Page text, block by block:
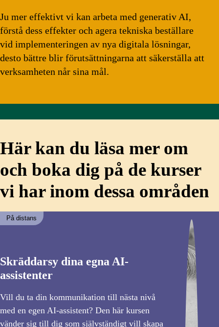
Ju mer effektivt vi kan arbeta med generativ AI,
förstå dess effekter och agera tekniska beställare
vid implementeringen av nya digitala lösningar,
desto bättre blir förutsättningarna att säkerställa att
verksamheten når sina mål.
Här kan du läsa mer om
och boka dig på de kurser
vi har inom dessa områden
På distans
Skräddarsy dina egna AI-
assistenter
Vill du ta din kommunikation till nästa nivå
med en egen AI-assistent? Den här kursen
vänder sig till dig som självständigt vill skapa